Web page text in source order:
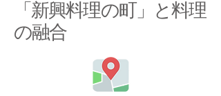
「新興料理の町」と料理
の融合